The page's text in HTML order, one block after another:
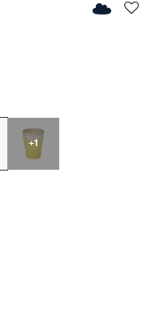
+1